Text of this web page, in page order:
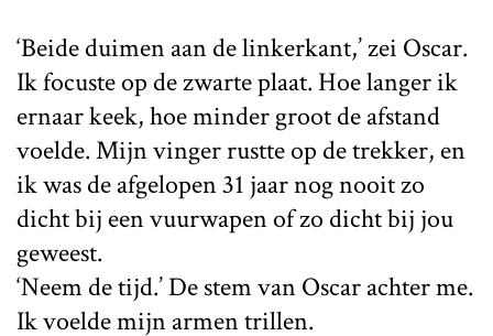
‘Beide duimen aan de linkerkant,’ zei Oscar.
Ik focuste op de zwarte plaat. Hoe langer ik
ernaar keek, hoe minder groot de afstand
voelde. Mijn vinger rustte op de trekker, en
ik was de afgelopen 31 jaar nog nooit zo
dicht bij een vuurwapen of zo dicht bij jou
geweest.
‘Neem de tijd.’ De stem van Oscar achter me.
Ik voelde mijn armen trillen.